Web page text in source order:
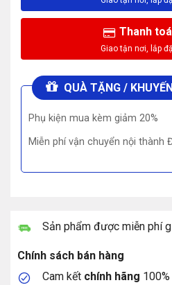
Thanh
QUÀ TẶNG /
Phụ kiện mua kèm giảm 20%
Miễn phí vận chuyển nội thành
Sản phẩm được miễn phí
Chính sách bán hàng
Cam kết chính hãng 100%